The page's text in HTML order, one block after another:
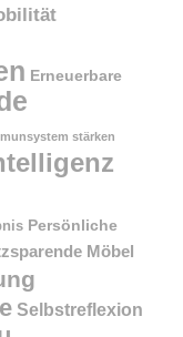
Erneuerbare
stärken
Persönliche
Möbel
Selbstreflexion